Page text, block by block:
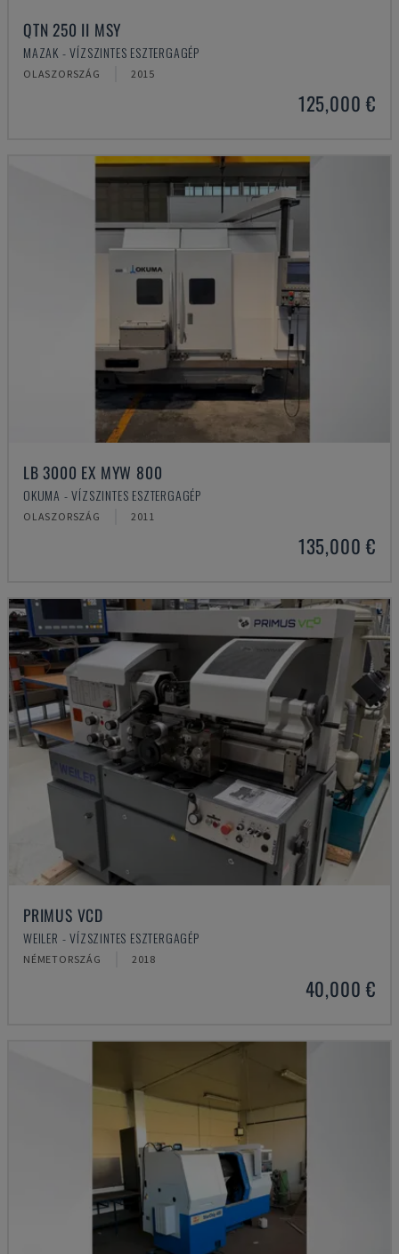
QTN 250 II MSY
MAZAK - VÍZSZINTES ESZTERGAGÉP
OLASZORSZÁG 2015
125,000 €
LB 3000 EX MYW 800
OKUMA - VÍZSZINTES ESZTERGAGÉP
OLASZORSZÁG 2011
135,000 €
PRIMUS VCD
WEILER - VÍZSZINTES ESZTERGAGÉP
NÉMETORSZÁG 2018
40,000 €